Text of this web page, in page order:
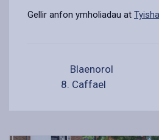
Gellir anfon ymholiadau at
Blaenorol
8. Caffael